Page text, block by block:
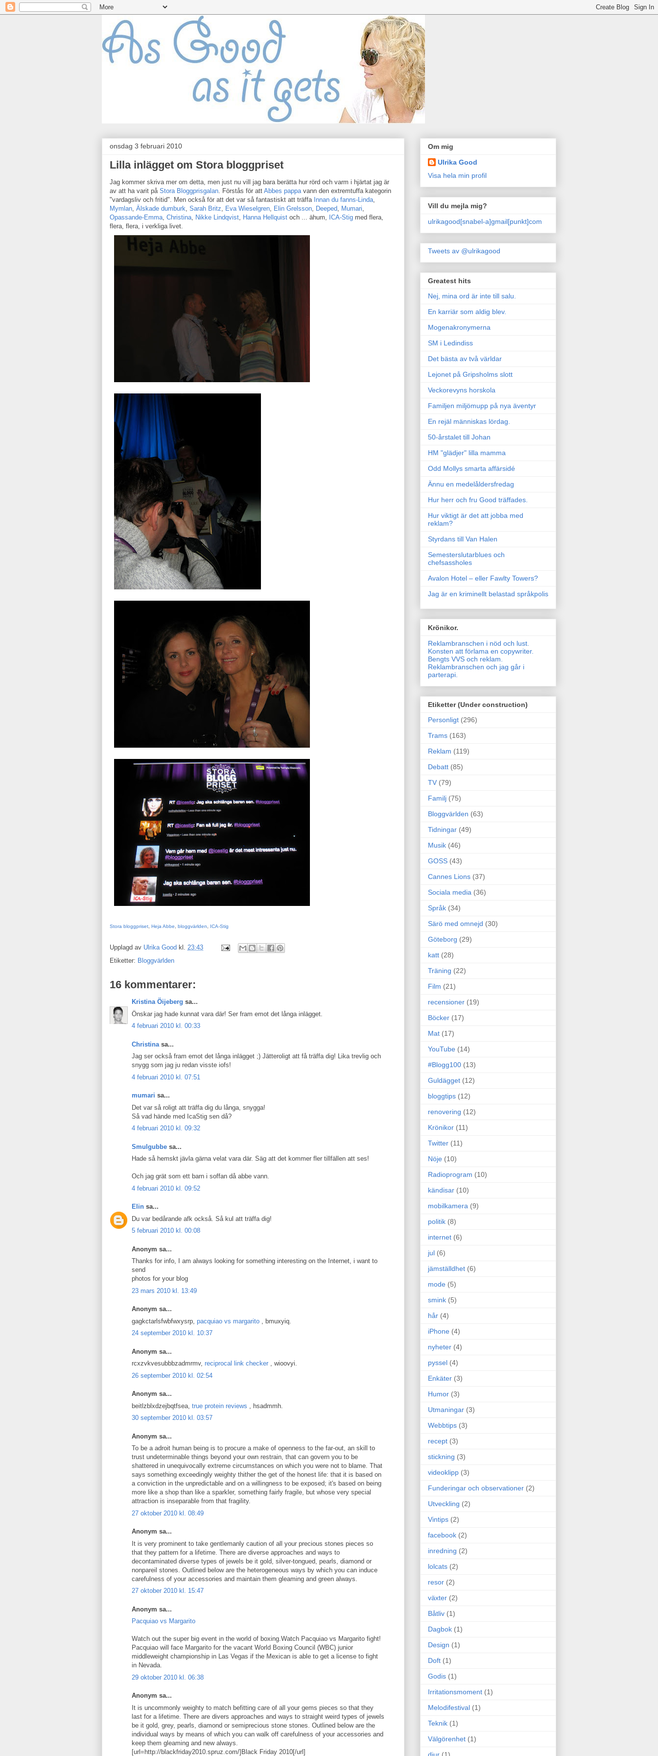
onsdag 3 februari 2010
Lilla inlägget om Stora bloggpriset
Jag kommer skriva mer om detta, men just nu vill jag bara berätta hur rörd och varm i hjärtat jag är
av att ha varit på Stora Bloggprisgalan. Förstås för att Abbes pappavann den extremtuffa kategorin
"vardagsliv och fritid". Men också för att det var så fantastiskt att träffa Innan du fanns-Linda,
Mymlan, Älskade dumburk, Sarah Britz, Eva Wieselgren, Elin Grelsson, Deeped, Mumari,
Opassande-Emma, Christina, Nikke Lindqvist, Hanna Hellquist och ... ähum, ICA-Stig med flera,
flera, flera, i verkliga livet.
Stora bloggpriset Heja Abbe bloggvärlden ICA-Stig
Upplagd av Ulrika Good kl. 23:43
Etiketter: Bloggvärlden
16 kommentarer:
Kristina Öijeberg sa...
Önskar jag hade kunnat vara där! Ser fram emot det långa inlägget.
4 februari 2010 kl. 00:33
Christina sa...
Jag ser också fram emot det långa inlägget ;) Jätteroligt att få träffa dig! Lika trevlig och
snygg som jag ju redan visste iofs!
4 februari 2010 kl. 07:51
mumari sa...
Det var så roligt att träffa dig du långa, snygga!
Så vad hände med IcaStig sen då?
4 februari 2010 kl. 09:32
Smulgubbe sa...
Hade så hemskt jävla gärna velat vara där. Säg att det kommer fler tillfällen att ses!
Och jag grät som ett barn i soffan då abbe vann.
4 februari 2010 kl. 09:52
Elin sa...
Du var bedårande afk också. Så kul att träffa dig!
5 februari 2010 kl. 00:08
Anonym sa...
Thanks for info, I am always looking for something interesting on the Internet, i want to
send
photos for your blog
23 mars 2010 kl. 13:49
Anonym sa...
gagkctarlsfwbfwxysrp, pacquiao vs margarito , bmuxyiq.
24 september 2010 kl. 10:37
Anonym sa...
rcxzvkvesubbbzadmrmv, reciprocal link checker , wioovyi.
26 september 2010 kl. 02:54
Anonym sa...
beitlzblxdzejbqtfsea, true protein reviews , hsadmmh.
30 september 2010 kl. 03:57
Anonym sa...
To be a adroit human being is to procure a make of openness to the far-out, an skill to
trust undeterminable things beyond your own restrain, that can govern you to be
shattered in unequivocally extreme circumstances on which you were not to blame. That
says something exceedingly weighty thither the get of the honest life: that it is based on
a conviction in the unpredictable and on a willingness to be exposed; it's based on being
more like a shop than like a sparkler, something fairly fragile, but whose very special
attraction is inseparable from that fragility.
27 oktober 2010 kl. 08:49
Anonym sa...
It is very prominent to take gentlemanly caution of all your precious stones pieces so
that they pattern for a lifetime. There are diverse approaches and ways to
decontaminated diverse types of jewels be it gold, silver-tongued, pearls, diamond or
nonpareil stones. Outlined below are the heterogeneous ways by which you can induce
carefulness of your accessories and maintain them gleaming and green always.
27 oktober 2010 kl. 15:47
Anonym sa...
Pacquiao vs Margarito
Watch out the super big event in the world of boxing.Watch Pacquiao vs Margarito fight!
Pacquiao will face Margarito for the vacant World Boxing Council (WBC) junior
middleweight championship in Las Vegas if the Mexican is able to get a license to fight
in Nevada.
29 oktober 2010 kl. 06:38
Anonym sa...
It is uncommonly weighty to match befitting care of all your gems pieces so that they
last for a lifetime. There are divers approaches and ways to straight weird types of jewels
be it gold, grey, pearls, diamond or semiprecious stone stones. Outlined below are the
individual ways by means of which you can walk off carefulness of your accessories and
keep them gleaming and new always.
[url=http://blackfriday2010.spruz.com/]Black Friday 2010[/url]
Om mig
Ulrika Good
Visa hela min profil
Vill du mejla mig?
ulrikagood[snabel-a]gmail[punkt]com
Tweets av @ulrikagood
Greatest hits
Nej, mina ord är inte till salu.
En karriär som aldig blev.
Mogenakronymerna
SM i Ledindiss
Det bästa av två världar
Lejonet på Gripsholms slott
Veckorevyns horskola
Familjen miljömupp på nya äventyr
En rejäl människas lördag.
50-årstalet till Johan
HM "glädjer" lilla mamma
Odd Mollys smarta affärsidé
Ännu en medelåldersfredag
Hur herr och fru Good träffades.
Hur viktigt är det att jobba med
reklam?
Styrdans till Van Halen
Semesterslutarblues och
chefsassholes
Avalon Hotel – eller Fawlty Towers?
Jag är en kriminellt belastad språkpolis
Krönikor.
Reklambranschen i nöd och lust.
Konsten att förlama en copywriter.
Bengts VVS och reklam.
Reklambranschen och jag går i
parterapi.
Etiketter (Under construction)
Personligt (296)
Trams (163)
Reklam (119)
Debatt (85)
TV (79)
Familj (75)
Bloggvärlden (63)
Tidningar (49)
Musik (46)
GOSS (43)
Cannes Lions (37)
Sociala media (36)
Språk (34)
Särö med omnejd (30)
Göteborg (29)
katt (28)
Träning (22)
Film (21)
recensioner (19)
Böcker (17)
Mat (17)
YouTube (14)
#Blogg100 (13)
Guldägget (12)
bloggtips (12)
renovering (12)
Krönikor (11)
Twitter (11)
Nöje (10)
Radioprogram (10)
kändisar (10)
mobilkamera (9)
politik (8)
internet (6)
jul (6)
jämställdhet (6)
mode (5)
smink (5)
hår (4)
iPhone (4)
nyheter (4)
pyssel (4)
Enkäter (3)
Humor (3)
Utmaningar (3)
Webbtips (3)
recept (3)
stickning (3)
videoklipp (3)
Funderingar och observationer (2)
Utveckling (2)
Vintips (2)
facebook (2)
inredning (2)
lolcats (2)
resor (2)
växter (2)
Båtliv (1)
Dagbok (1)
Design (1)
Doft (1)
Godis (1)
Irritationsmoment (1)
Melodifestival (1)
Teknik (1)
Välgörenhet (1)